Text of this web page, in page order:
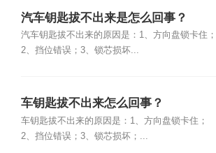
汽车钥匙拔不出来是怎么回事？
汽车钥匙拔不出来的原因是：1、方向盘锁卡住；
2、挡位错误；3、锁芯损坏...
车钥匙拔不出来怎么回事？
车钥匙拔不出来的原因是：1、方向盘锁卡住；
2、挡位错误；3、锁芯损坏；...